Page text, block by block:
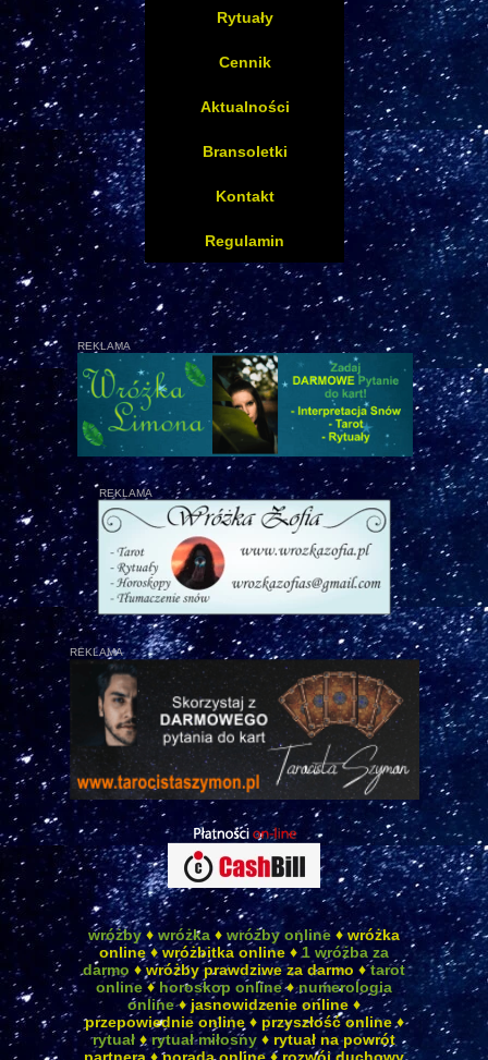
Rytuały
Cennik
Aktualności
Bransoletki
Kontakt
Regulamin
REKLAMA
REKLAMA
REKLAMA
wróżby ♦ wróżka ♦ wróżby online ♦ wróżka
online ♦ wróżbitka online ♦ 1 wróżba za
darmo ♦ wróżby prawdziwe za darmo ♦tarot
online♦horoskop online♦numerologia
online♦ jasnowidzenie online ♦
przepowiednie online ♦ przyszłość online ♦
rytuał ♦rytuał miłosny ♦ rytuał na powrót